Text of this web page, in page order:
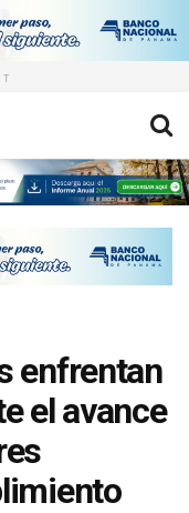
enfrentan
el avance